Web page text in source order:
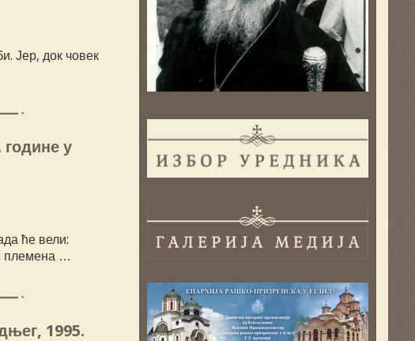
Јер, док човек
у
ће вели:
племена …
1995.